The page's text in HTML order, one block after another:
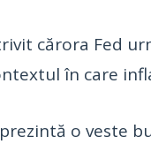
cărora Fed
în care
o veste